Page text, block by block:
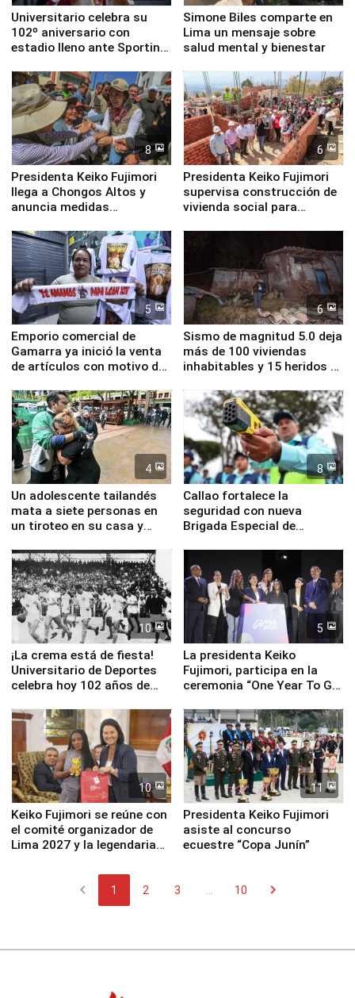
Universitario celebra su
102º aniversario con
estadio lleno ante Sporting
Simone Biles comparte en
Lima un mensaje sobre
salud mental y bienestar
8
Presidenta Keiko Fujimori
llega a Chongos Altos y
anuncia medidas
educación, salud y empleo
6
Presidenta Keiko Fujimori
supervisa construcción de
vivienda social para
5
Emporio comercial de
Gamarra ya inició la venta
de artículos con motivo de
6
Sismo de magnitud 5.0 deja
más de 100 viviendas
inhabitables y 15 heridos en
4
Un adolescente tailandés
mata a siete personas en
un tiroteo en su casa y
8
Callao fortalece la
seguridad con nueva
Brigada Especial de
equipamiento para
Serenazgo
10
¡La crema está de fiesta!
Universitario de Deportes
celebra hoy 102 años de
5
La presidenta Keiko
Fujimori, participa en la
ceremonia “One Year To Go
10
Keiko Fujimori se reúne con
el comité organizador de
Lima 2027 y la legendaria
11
Presidenta Keiko Fujimori
asiste al concurso
ecuestre “Copa Junín”
chevron_left 1 2 3 10 chevron_right